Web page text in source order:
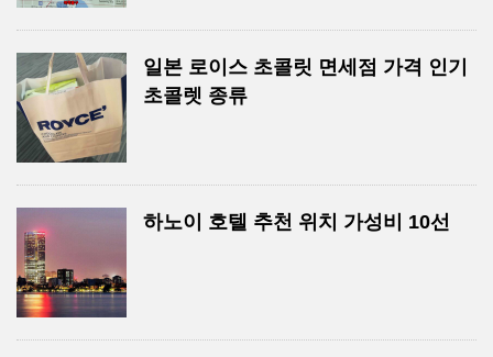
일본 로이스 초콜릿 면세점 가격 인기
초콜렛 종류
하노이 호텔 추천 위치 가성비 10선